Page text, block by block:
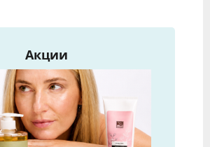
Акции